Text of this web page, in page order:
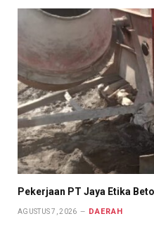
Pekerjaan PT Jaya Etika
AGUSTUS 7, 2026 DAERAH